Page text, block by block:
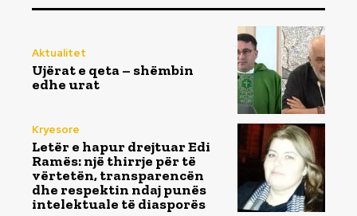
Aktualitet
Ujërat e qeta – shëmbin
edhe urat
Kryesore
Letër e hapur drejtuar Edi
Ramës: një thirrje për të
vërtetën, transparencën
dhe respektin ndaj punës
intelektuale të diasporës